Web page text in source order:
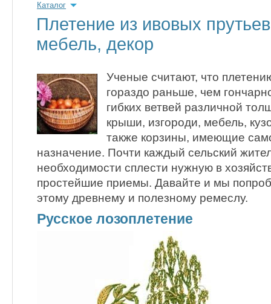
Каталог
Плетение из ивовых
мебель, декор
Ученые считают, что
гораздо раньше, чем
гибких ветвей различной
крыши, изгороди, мебель,
также корзины, имеющие
назначение. Почти каждый сельский
необходимости сплести нужную в
простейшие приемы. Давайте и мы
этому древнему и полезному ремеслу.
Русское лозоплетение